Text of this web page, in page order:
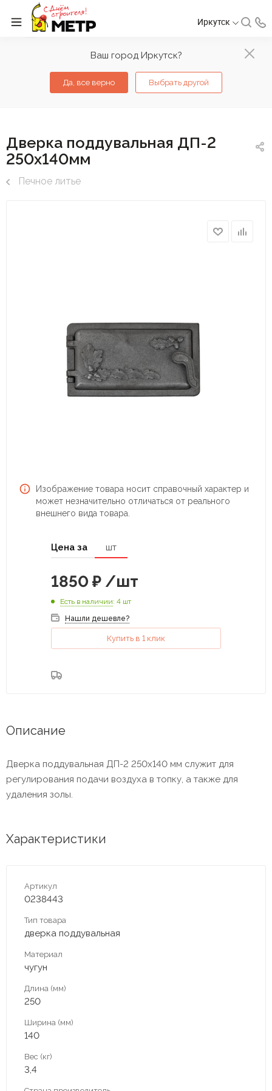
Ваш город Иркутск?
Да, все верно Выбрать другой
Иркутск
Дверка поддувальная ДП-2
250х140мм
Печное литье
Изображение товара носит справочный характер и
может незначительно отличаться от реального
внешнего вида товара.
Цена за шт
1850 ₽ /шт
Есть в наличии: 4 шт
Нашли дешевле?
Купить в 1 клик
Описание
Дверка поддувальная ДП-2 250х140 мм служит для
регулирования подачи воздуха в топку, а также для
удаления золы.
Характеристики
Артикул
0238443
Тип товара
дверка поддувальная
Материал
чугун
Длина (мм)
250
Ширина (мм)
140
Вес (кг)
3,4